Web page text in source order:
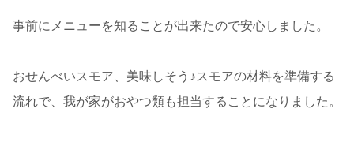
事前にメニューを知ることが出来たので安心しました。
おせんべいスモア、美味しそう♪スモアの材料を準備する
流れで、我が家がおやつ類も担当することになりました。